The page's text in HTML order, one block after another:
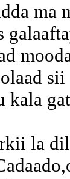
ma
sii
kala
la